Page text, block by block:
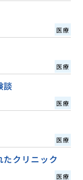
医療
医療
談
医療
医療
クリニック
医療